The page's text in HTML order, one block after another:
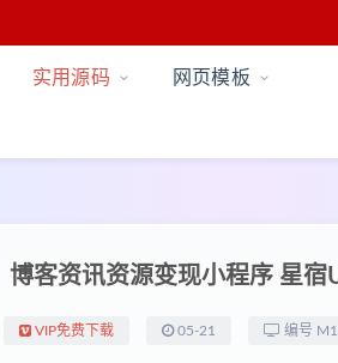
实用源码 网页模板
博客资讯资源变现小程序 星宿
VIP免费下载 05-21 编号